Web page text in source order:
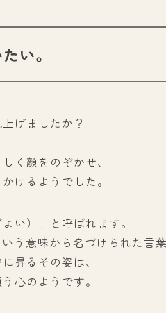
い。
げましたか？
く顔をのぞかせ、
けるようでした。
い）」と呼ばれます。
意味から名づけられた言葉
昇るその姿は、
心のようです。